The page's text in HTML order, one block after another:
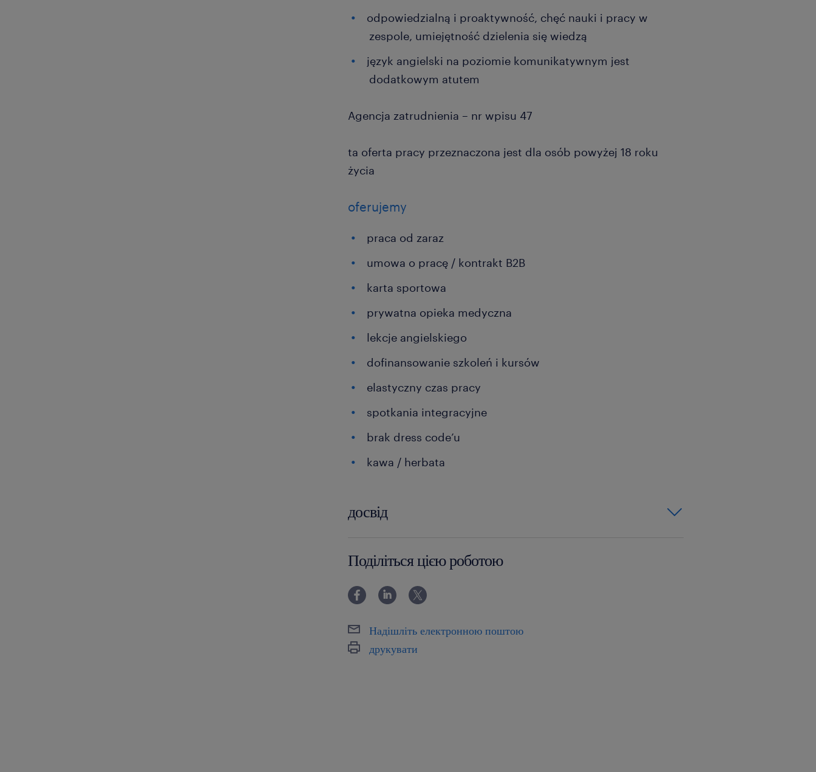
odpowiedzialną i proaktywność, chęć nauki i pracy w
zespole, umiejętność dzielenia się wiedzą
język angielski na poziomie komunikatywnym jest
dodatkowym atutem
Agencja zatrudnienia – nr wpisu 47
ta oferta pracy przeznaczona jest dla osób powyżej 18 roku
życia
oferujemy
praca od zaraz
umowa o pracę / kontrakt B2B
karta sportowa
prywatna opieka medyczna
lekcje angielskiego
dofinansowanie szkoleń i kursów
elastyczny czas pracy
spotkania integracyjne
brak dress code’u
kawa / herbata
досвід
Поділіться цією роботою
Надішліть електронною поштою
друкувати